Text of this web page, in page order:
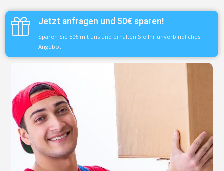
Jetzt anfragen und 50€ sparen!
Sparen Sie 50€ mit uns und erhalten Sie Ihr unverbindliches
Angebot.